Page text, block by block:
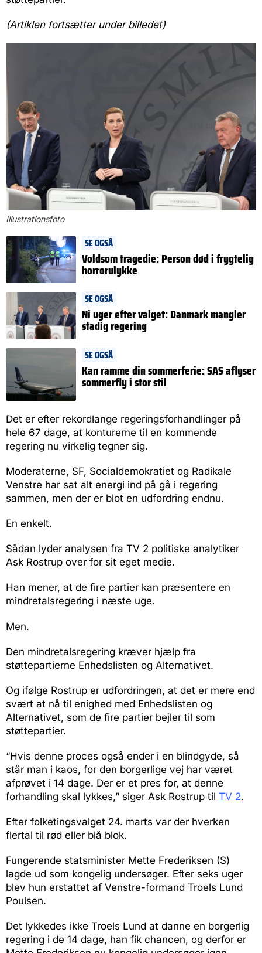
(Artiklen fortsætter under billedet)
Illustrationsfoto
SE OGSÅ
Voldsom tragedie: Person død i frygtelig
horrorulykke
SE OGSÅ
Ni uger efter valget: Danmark mangler
stadig regering
SE OGSÅ
Kan ramme din sommerferie: SAS aflyser
sommerfly i stor stil
Det er efter rekordlange regeringsforhandlinger på
hele 67 dage, at konturerne til en kommende
regering nu virkelig tegner sig.
Moderaterne, SF, Socialdemokratiet og Radikale
Venstre har sat alt energi ind på gå i regering
sammen, men der er blot en udfordring endnu.
En enkelt.
Sådan lyder analysen fra TV 2 politiske analytiker
Ask Rostrup over for sit eget medie.
Han mener, at de fire partier kan præsentere en
mindretalsregering i næste uge.
Men.
Den mindretalsregering kræver hjælp fra
støttepartierne Enhedslisten og Alternativet.
Og ifølge Rostrup er udfordringen, at det er mere end
svært at nå til enighed med Enhedslisten og
Alternativet, som de fire partier bejler til som
støttepartier.
“Hvis denne proces også ender i en blindgyde, så
står man i kaos, for den borgerlige vej har været
afprøvet i 14 dage. Der er et pres for, at denne
forhandling skal lykkes,” siger Ask Rostrup til TV 2.
Efter folketingsvalget 24. marts var der hverken
flertal til rød eller blå blok.
Fungerende statsminister Mette Frederiksen (S)
lagde ud som kongelig undersøger. Efter seks uger
blev hun erstattet af Venstre-formand Troels Lund
Poulsen.
Det lykkedes ikke Troels Lund at danne en borgerlig
regering i de 14 dage, han fik chancen, og derfor er